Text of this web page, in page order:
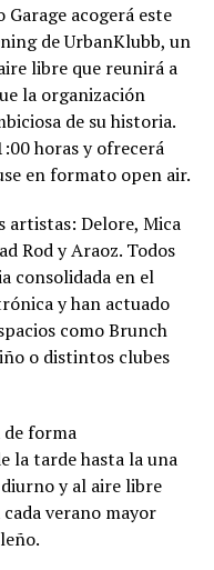
acogerá este
de UrbanKlubb, un
libre que reunirá a
la organización
de su historia.
horas y ofrecerá
en formato open air.
artistas: Delore, Mica
Rod y Araoz. Todos
consolidada en el
y han actuado
como Brunch
o distintos clubes
forma
la tarde hasta la una
y al aire libre
verano mayor